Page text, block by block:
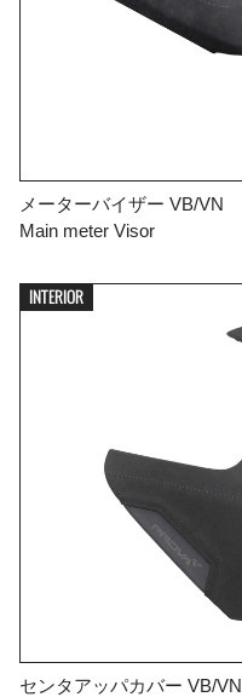
メーターバイザー VB/VN
Main meter Visor
INTERIOR
センタアッパカバー VB/VN